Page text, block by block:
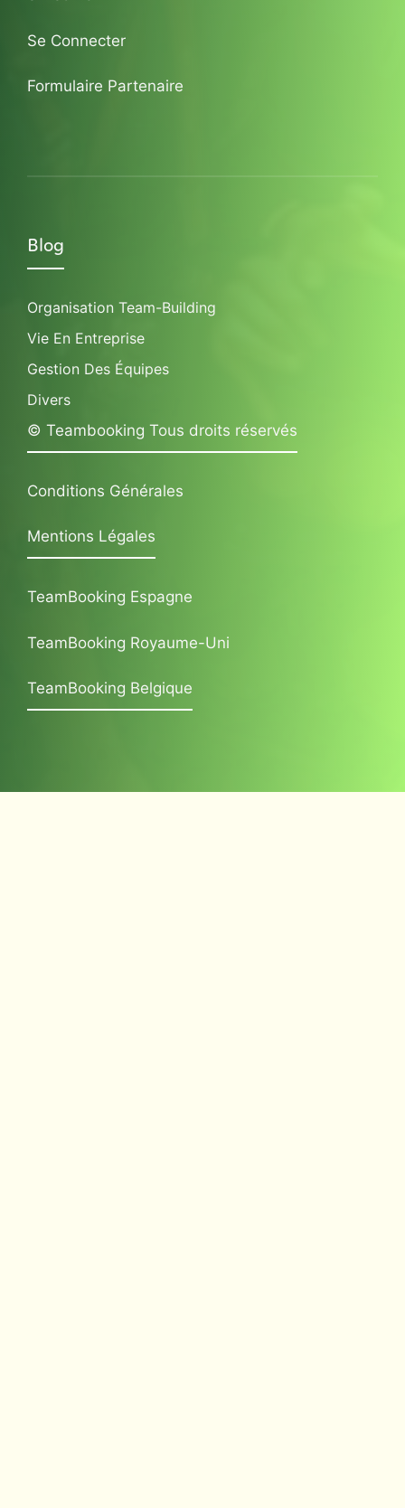
Se Connecter
Formulaire Partenaire
Blog
Organisation Team-Building
Vie En Entreprise
Gestion Des Équipes
Divers
© Teambooking Tous droits réservés
Conditions Générales
Mentions Légales
TeamBooking Espagne
TeamBooking Royaume-Uni
TeamBooking Belgique